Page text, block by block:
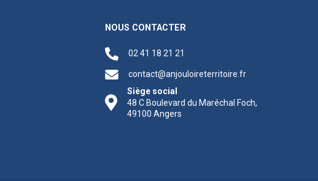
NOUS CONTACTER
02 41 18 21 21
contact@anjouloireterritoire.fr
Siège social
48 C Boulevard du Maréchal Foch,
49100 Angers